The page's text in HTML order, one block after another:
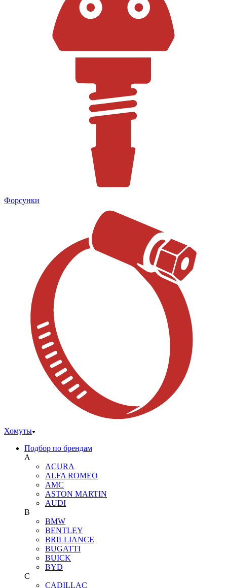
Форсунки
Хомуты
Подбор по брендам
A
ACURA
ALFA ROMEO
AMC
ASTON MARTIN
AUDI
B
BMW
BENTLEY
BRILLIANCE
BUGATTI
BUICK
BYD
C
CADILLAC